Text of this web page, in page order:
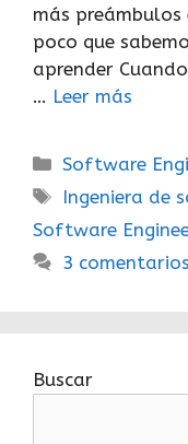
más preámbulos
poco que
aprender
… Leer más
Categorías
Software
Etiquetas
Ingeniera de
Software
3 comentarios
Buscar